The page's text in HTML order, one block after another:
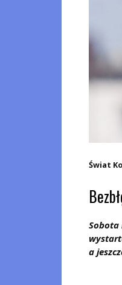
Świat
Sobota
a